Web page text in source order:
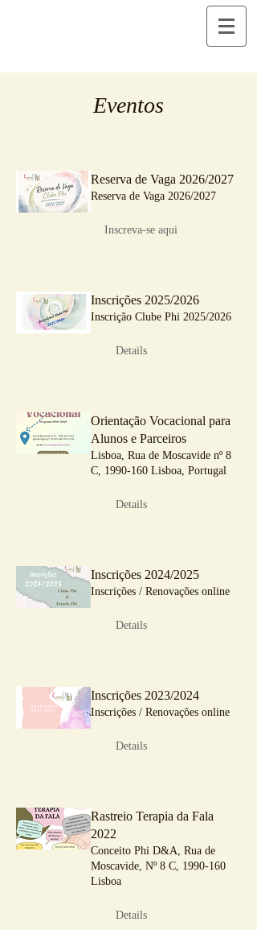
Eventos
Reserva de Vaga 2026/2027
Reserva de Vaga 2026/2027
Inscreva-se aqui
Inscrições 2025/2026
Inscrição Clube Phi 2025/2026
Details
Orientação Vocacional para
Alunos e Parceiros
Lisboa, Rua de Moscavide nº 8
C, 1990-160 Lisboa, Portugal
Details
Inscrições 2024/2025
Inscrições / Renovações online
Details
Inscrições 2023/2024
Inscrições / Renovações online
Details
Rastreio Terapia da Fala
2022
Conceito Phi D&A, Rua de
Moscavide, Nº 8 C, 1990-160
Lisboa
Details